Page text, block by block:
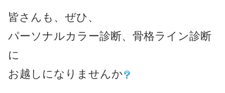
皆さんも、ぜひ、
パーソナルカラー診断、骨格ライン診断
に
お越しになりませんか